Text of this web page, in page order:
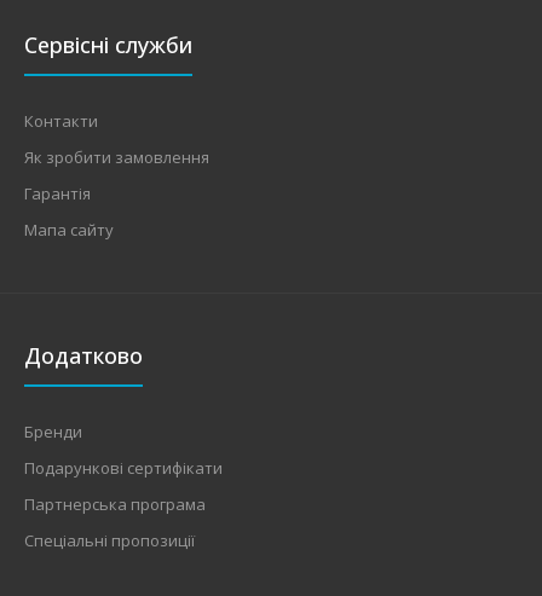
Сервісні служби
Контакти
Як зробити замовлення
Гарантія
Мапа сайту
Додатково
Бренди
Подарункові сертифікати
Партнерська програма
Спеціальні пропозиції